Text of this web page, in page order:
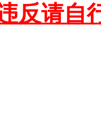
反请自